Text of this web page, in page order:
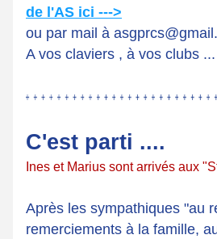
de l'AS ici --->
ou par mail à
A vos claviers , à vos clubs ...
C'est parti ....
Ines et Marius sont arrivés aux
Après les sympathiques "au
remerciements à la famille,